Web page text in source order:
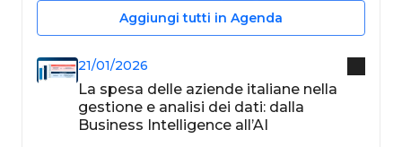
Aggiungi tutti in Agenda
21/01/2026
La spesa delle aziende italiane nella
gestione e analisi dei dati: dalla
Business Intelligence all’AI